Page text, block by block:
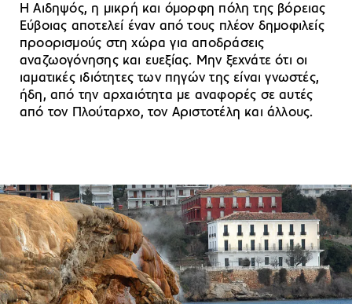
Η Αιδηψός, η μικρή και όμορφη πόλη της βόρειας
Εύβοιας αποτελεί έναν από τους πλέον δημοφιλείς
προορισμούς στη χώρα για αποδράσεις
αναζωογόνησης και ευεξίας. Μην ξεχνάτε ότι οι
ιαματικές ιδιότητες των πηγών της είναι γνωστές,
ήδη, από την αρχαιότητα με αναφορές σε αυτές
από τον Πλούταρχο, τον Αριστοτέλη και άλλους.